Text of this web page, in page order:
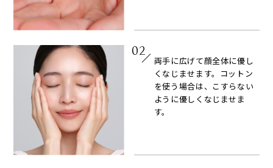
02
両手に広げて顔全体に優し
くなじませます。コットン
を使う場合は、こすらない
ように優しくなじませま
す。